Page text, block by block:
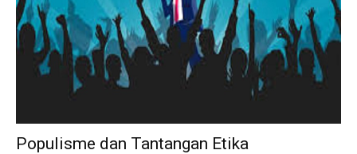
Populisme dan Tantangan Etika